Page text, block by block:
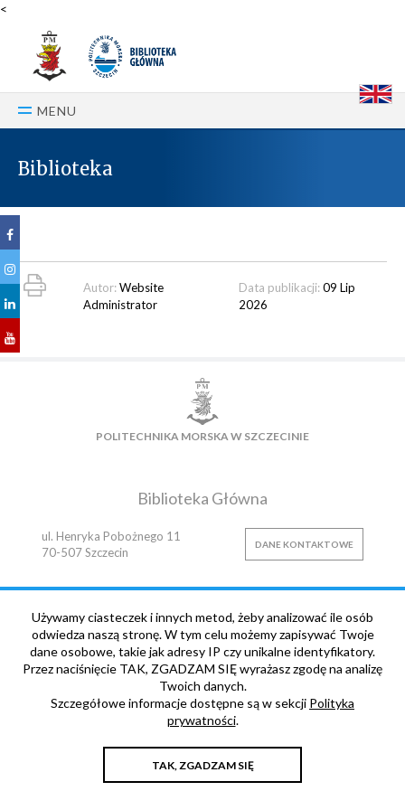
<
MENU
Biblioteka
Autor:Website
Administrator
Data publikacji:09 Lip
2026
POLITECHNIKA MORSKA W SZCZECINIE
Biblioteka Główna
ul. Henryka Pobożnego 11
70-507 Szczecin
DANE KONTAKTOWE
Copyright © 2006-2026 Maritime University of Szczecin
Używamy ciasteczek i innych metod, żeby analizować ile osób
odwiedza naszą stronę. W tym celu możemy zapisywać Twoje
dane osobowe, takie jak adresy IP czy unikalne identyfikatory.
Przez naciśnięcie TAK, ZGADZAM SIĘ wyrażasz zgodę na analizę
Twoich danych.
Szczegółowe informacje dostępne są w sekcji Polityka
prywatności.
TAK, ZGADZAM SIĘ